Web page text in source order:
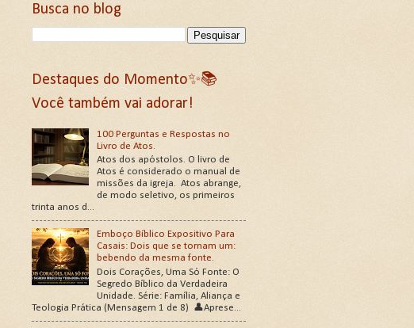
Busca no blog
Destaques do Momento✨📚
Você também vai adorar!
100 Perguntas e Respostas no
Livro de Atos.
Atos dos apóstolos. O livro de
Atos é considerado o manual de
missões da igreja. Atos abrange,
de modo seletivo, os primeiros
trinta anos d...
Emboço Bíblico Expositivo Para
Casais: Dois que se tornam um:
bebendo da mesma fonte.
Dois Corações, Uma Só Fonte: O
Segredo Bíblico da Verdadeira
Unidade. Série: Família, Aliança e
Teologia Prática (Mensagem 1 de 8) 👤Aprese...